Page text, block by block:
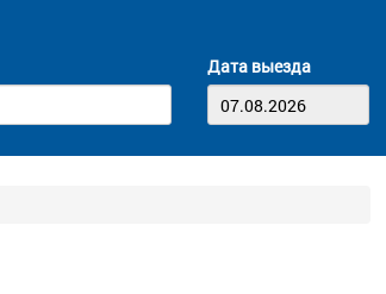
Дата выезда